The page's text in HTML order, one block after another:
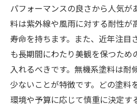
パフォーマンスの良さから人気が
料は紫外線や風雨に対する耐性が
寿命を持ちます。また、近年注目
も長期間にわたり美観を保つため
入れるべきです。無機系塗料は耐
少ないことが特徴です。どの塗料
環境や予算に応じて慎重に決定す